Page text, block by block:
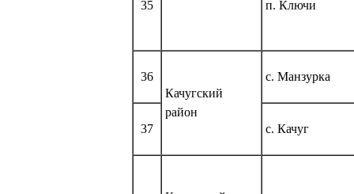
35 п. Ключи
36
Качугский
район
с. Манзурка
37 с. Качуг